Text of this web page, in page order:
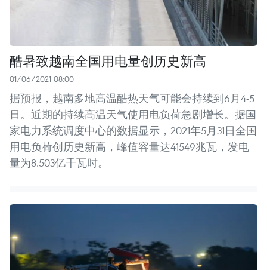
酷暑致越南全国用电量创历史新高
01/06/2021 08:00
据预报，越南多地高温酷热天气可能会持续到6月4-5
日。近期的持续高温天气使用电负荷急剧增长。据国
家电力系统调度中心的数据显示，2021年5月31日全国
用电负荷创历史新高，峰值容量达41549兆瓦，发电
量为8.503亿千瓦时。